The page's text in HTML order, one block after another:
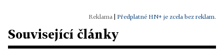
Předplatné HN+ je zcela bez reklam.
Související články